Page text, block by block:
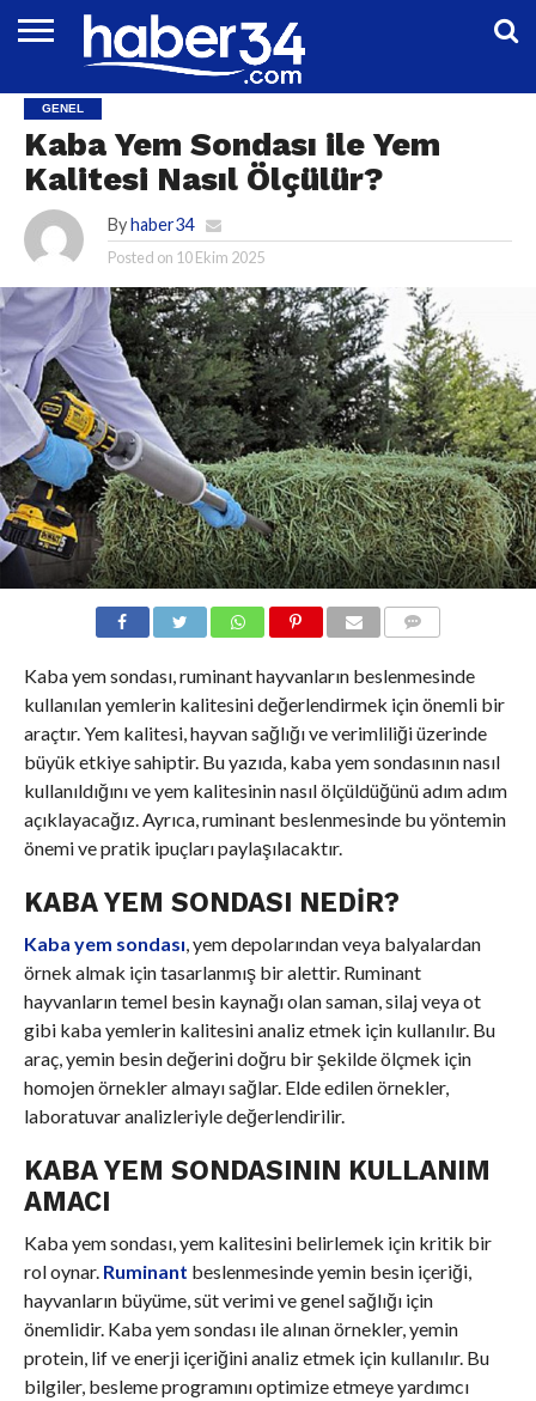
EĞITIM
EKONOMI
GENEL
MAGAZIN
OTOMOTIV
SIYASET
SPOR
TEKNOLOJI
GENEL
Kaba Yem Sondası ile Yem
Kalitesi Nasıl Ölçülür?
By haber34
Posted on 10 Ekim 2025
Kaba yem sondası, ruminant hayvanların beslenmesinde
kullanılan yemlerin kalitesini değerlendirmek için önemli bir
araçtır. Yem kalitesi, hayvan sağlığı ve verimliliği üzerinde
büyük etkiye sahiptir. Bu yazıda, kaba yem sondasının nasıl
kullanıldığını ve yem kalitesinin nasıl ölçüldüğünü adım adım
açıklayacağız. Ayrıca, ruminant beslenmesinde bu yöntemin
önemi ve pratik ipuçları paylaşılacaktır.
KABA YEM SONDASI NEDIR?
Kaba yem sondası, yem depolarından veya balyalardan
örnek almak için tasarlanmış bir alettir. Ruminant
hayvanların temel besin kaynağı olan saman, silaj veya ot
gibi kaba yemlerin kalitesini analiz etmek için kullanılır. Bu
araç, yemin besin değerini doğru bir şekilde ölçmek için
homojen örnekler almayı sağlar. Elde edilen örnekler,
laboratuvar analizleriyle değerlendirilir.
KABA YEM SONDASININ KULLANIM
AMACI
Kaba yem sondası, yem kalitesini belirlemek için kritik bir
rol oynar. Ruminant beslenmesinde yemin besin içeriği,
hayvanların büyüme, süt verimi ve genel sağlığı için
önemlidir. Kaba yem sondası ile alınan örnekler, yemin
protein, lif ve enerji içeriğini analiz etmek için kullanılır. Bu
bilgiler, besleme programını optimize etmeye yardımcı